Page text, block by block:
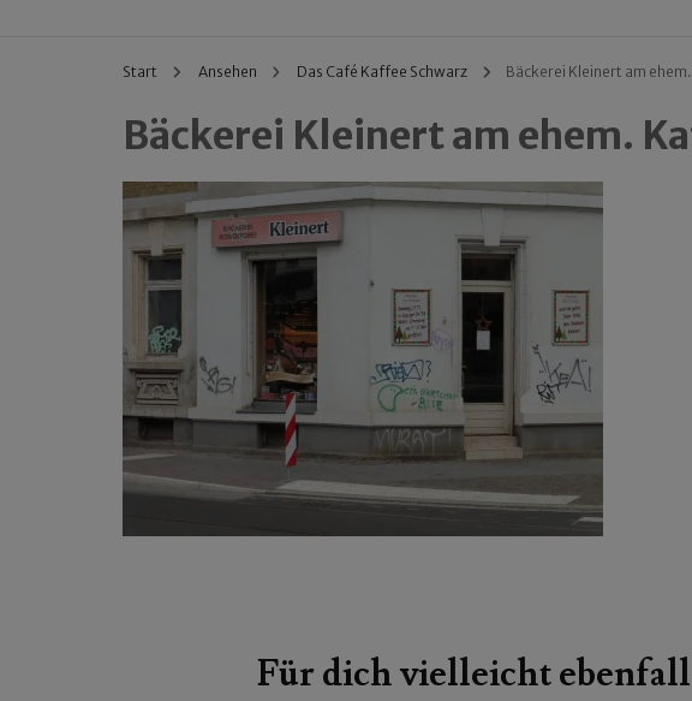
Start Ansehen Das Café Kaffee Schwarz Bäckerei Kleinert am
Bäckerei Kleinert am ehem.
Für dich vielleicht